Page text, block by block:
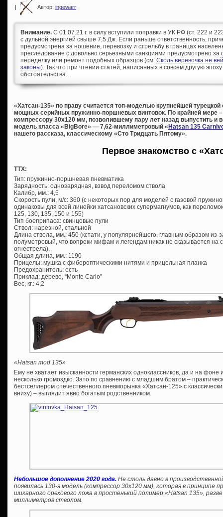
| Автор: ingewarr
Внимание. С 01.07.21 г. в силу вступили поправки в УК РФ (ст. 222 и
с дульной энергией свыше 7,5 Дж. Если раньше ответственность,
предусмотрена за ношение, перевозку и стрельбу в границах
преследование с довольно серьезными санкциями предусмотрено за
переделку или ремонт подобных образцов (см. Сколь веревочка не
законы). Так что при чтении статей, написанных в совсем другую
обстоятельства…
«Хатсан-135» по праву считается топ-моделью крупнейшей
мощных серийных пружинно-поршневых винтовок. По крайней мере
компрессору 30х120 мм, позволившему пару лет назад выпустить и
модель класса «BigBore» — 7,62-миллиметровый «Hatsan 135
нашего рассказа, классическому «Сто Тридцать Пятому».
Первое знакомство с
ТТХ:
Тип: пружинно-поршневая пневматика
Зарядность: однозарядная, взвод переломом ствола
Калибр, мм.: 4,5
Скорость пули, м/с: 360 (с некоторых пор для моделей с газовой
одинаковы для всей линейки хатсановских супермагнумов, как
125, 130, 135, 150 и 155)
Тип боеприпаса: свинцовые пули
Ствол: нарезной, стальной
Длина ствола, мм.: 450 (кстати, у популярнейшего, главным образом из-
полуметровый, что вопреки мифам и легендам никак не сказывается на
огнестрела).
Общая длина, мм.: 1190
Прицелы: мушка с фибероптическими нитями и прицельная планка
Предохранитель: есть
Приклад: дерево, “Monte Carlo”
Вес, кг.: 4,2
«Hatsan mod 135»
Ему не хватает изысканности германских одноклассников, да и на фоне
несколько громоздко. Зато по сравнению с младшим братом –
бестселлером отечественного пневморынка «Хатсан-125» с
внизу) – выглядит явно богатым родственником.
Небольшое дополнение 2020 года. Не столь давно в
появилась 130-я модель (компрессор 30х120 мм), которая в принципе
шикарного орехового ложа в простенький полимер «Hatsan 135»,
миллиметров стволом.